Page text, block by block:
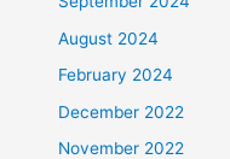
August 2024
February 2024
December 2022
November 2022